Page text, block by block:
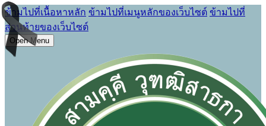
ข้ามไปที่เนื้อหาหลัก ข้ามไปที่เมนูหลักของเว็บไซต์ ข้ามไปที่
ส่วนท้ายของเว็บไซต์
Open Menu